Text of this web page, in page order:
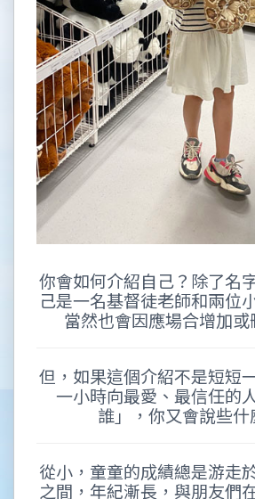
你會如何介紹自己？除了名
己是一名基督徒老師和兩位
當然也會因應場合增加或
但，如果這個介紹不是短短
一小時向最愛、最信任的
誰」，你又會說些什
從小，童童的成績總是游走
之間，年紀漸長，與朋友們